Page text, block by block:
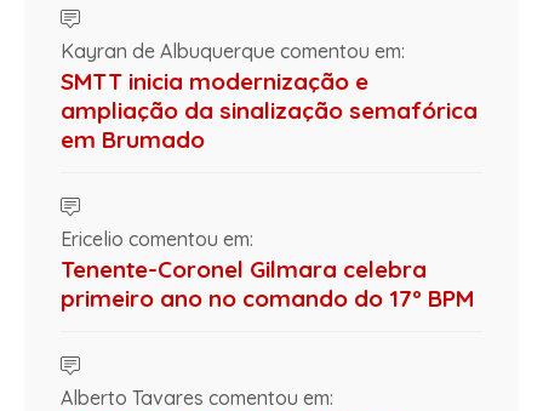
Kayran de Albuquerque comentou em:
SMTT inicia modernização e
ampliação da sinalização semafórica
em Brumado
Ericelio comentou em:
Tenente-Coronel Gilmara celebra
primeiro ano no comando do 17º BPM
Alberto Tavares comentou em: